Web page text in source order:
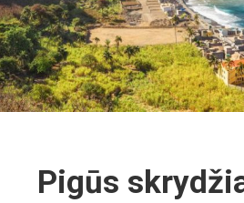
Pigūs